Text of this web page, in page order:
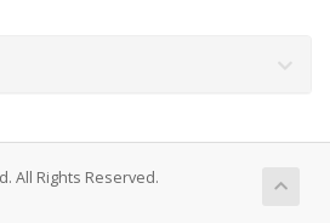
All Rights Reserved.